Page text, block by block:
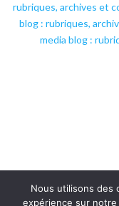
rubriques, archives et
blog : rubriques,
media blog :
Nous utilisons des
expérience sur